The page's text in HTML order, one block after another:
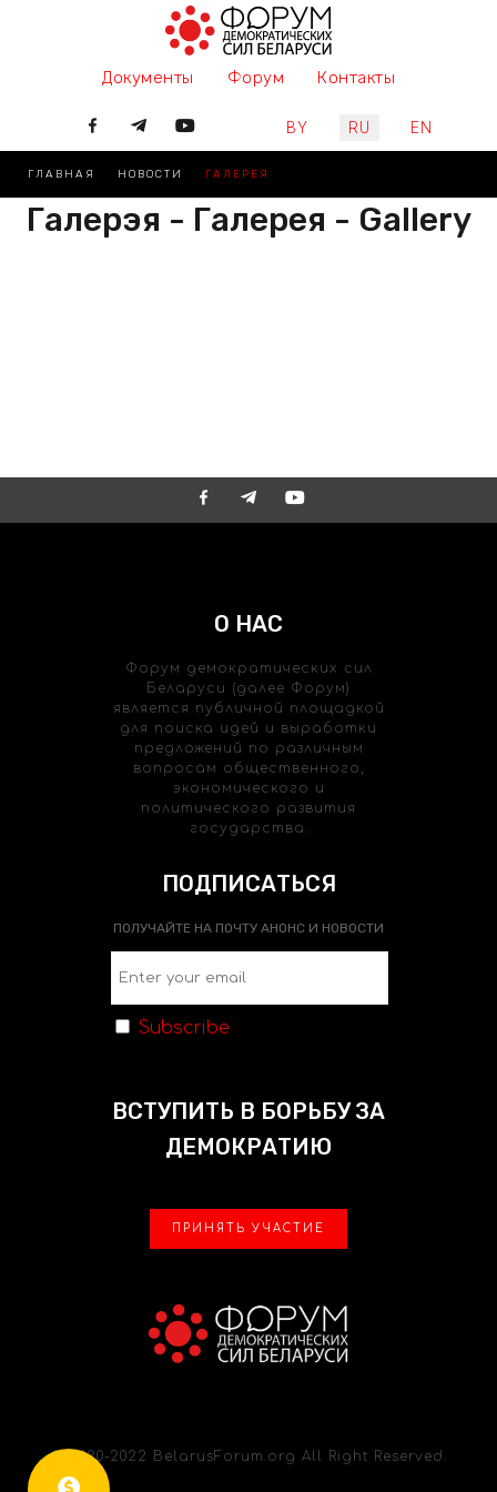
Документы Форум Контакты
Выберите язык
BY RU EN
ГЛАВНАЯ НОВОСТИ ГАЛЕРЕЯ
Галерэя - Галерея - Gallery
О НАС
Форум демократических сил
Беларуси (далее Форум)
является публичной площадкой
для поиска идей и выработки
предложений по различным
вопросам общественного,
экономического и
политического развития
государства.
ПОДПИСАТЬСЯ
ПОЛУЧАЙТЕ НА ПОЧТУ АНОНС И НОВОСТИ
Subscribe
ВСТУПИТЬ В БОРЬБУ ЗА
ДЕМОКРАТИЮ
ПРИНЯТЬ УЧАСТИЕ
© 2020-2022 BelarusForum.org All Right Reserved.